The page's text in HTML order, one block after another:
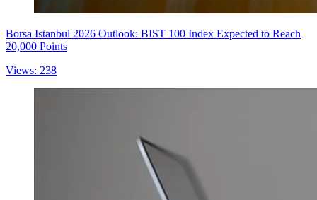
Borsa Istanbul 2026 Outlook: BIST 100 Index Expected to Reach
20,000 Points
Views: 238